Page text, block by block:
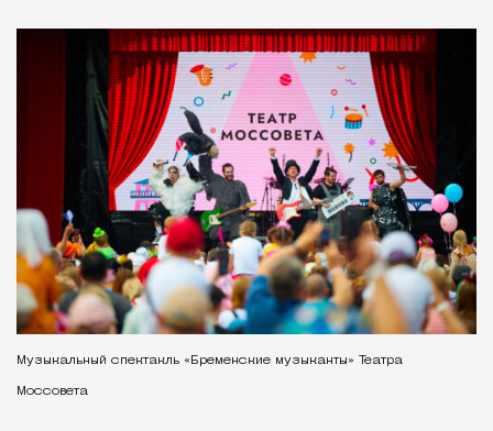
Музыкальный спектакль «Бременские музыканты» Театра
Моссовета